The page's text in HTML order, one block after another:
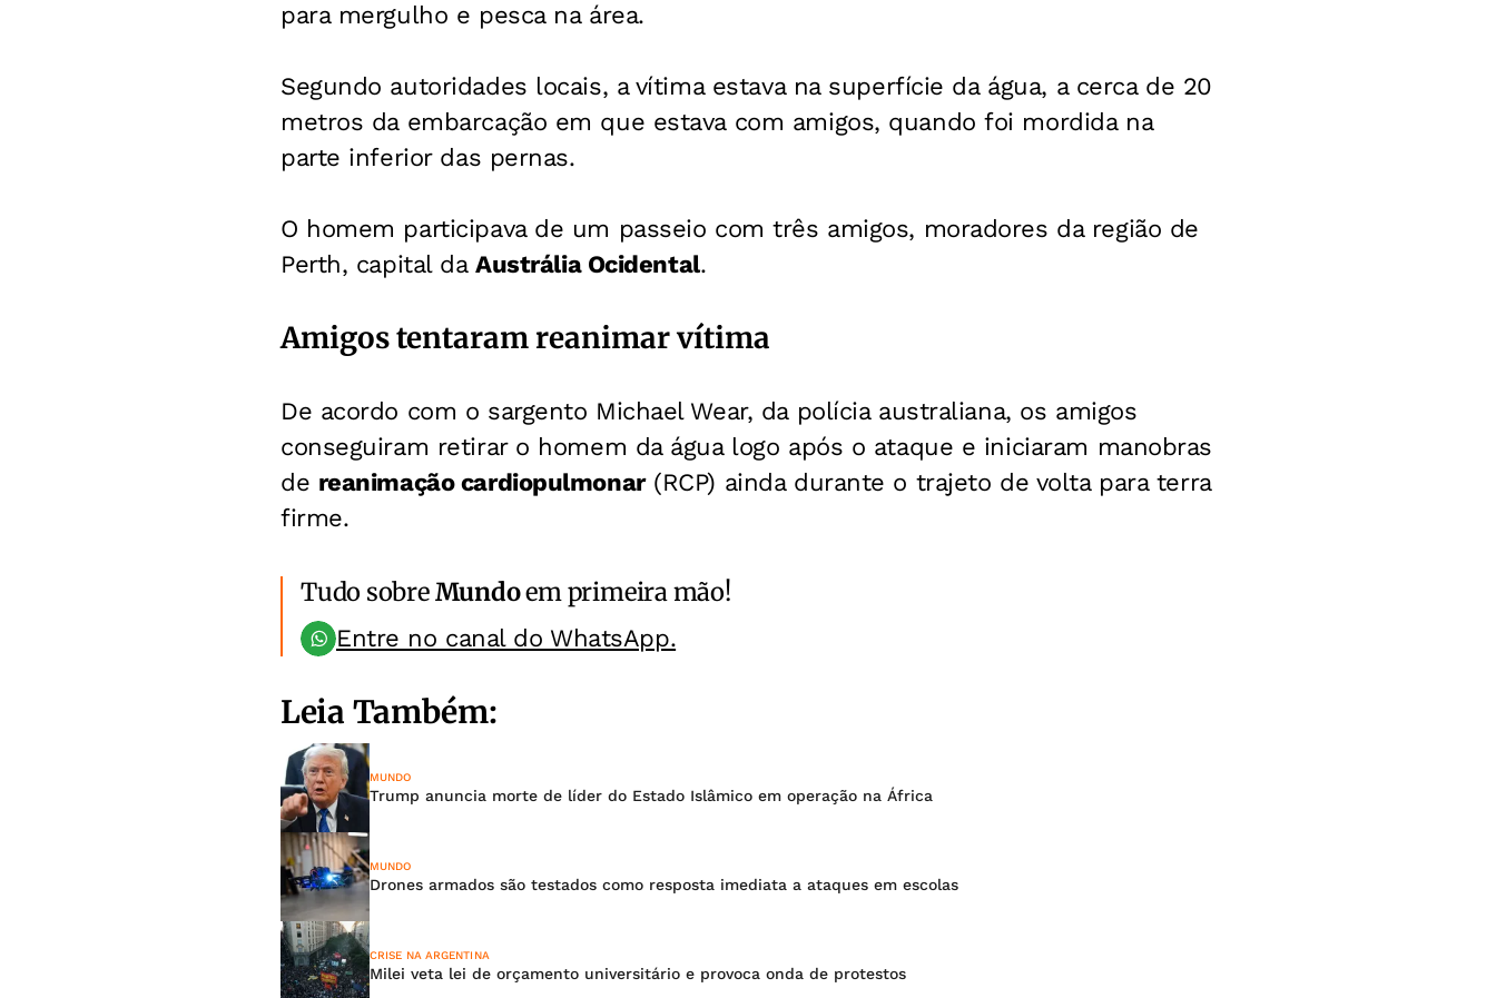
para mergulho e pesca na área.
Segundo autoridades locais, a vítima estava na superfície da água, a cerca de 20
metros da embarcação em que estava com amigos, quando foi mordida na
parte inferior das pernas.
O homem participava de um passeio com três amigos, moradores da região de
Perth, capital daAustrália Ocidental.
Amigos tentaram reanimar vítima
De acordo com o sargento Michael Wear, da polícia australiana, os amigos
conseguiram retirar o homem da água logo após o ataque e iniciaram manobras
de reanimação cardiopulmonar(RCP) ainda durante o trajeto de volta para terra
firme.
Tudo sobreMundoem primeira mão!
Entre no canal do WhatsApp.
Leia Também:
MUNDO
Trump anuncia morte de líder do Estado Islâmico em operação na África
MUNDO
Drones armados são testados como resposta imediata a ataques em escolas
CRISE NA ARGENTINA
Milei veta lei de orçamento universitário e provoca onda de protestos